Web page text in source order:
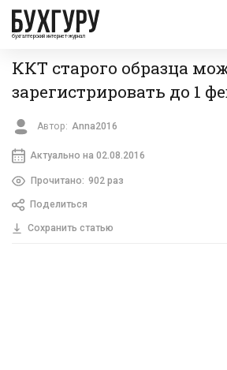
бухгалтерский интернет-журнал
ККТ старого образца
зарегистрировать до 1
Автор: Anna2016
Актуально на 02.08.2016
Прочитано: 902 раз
Поделиться
Сохранить статью